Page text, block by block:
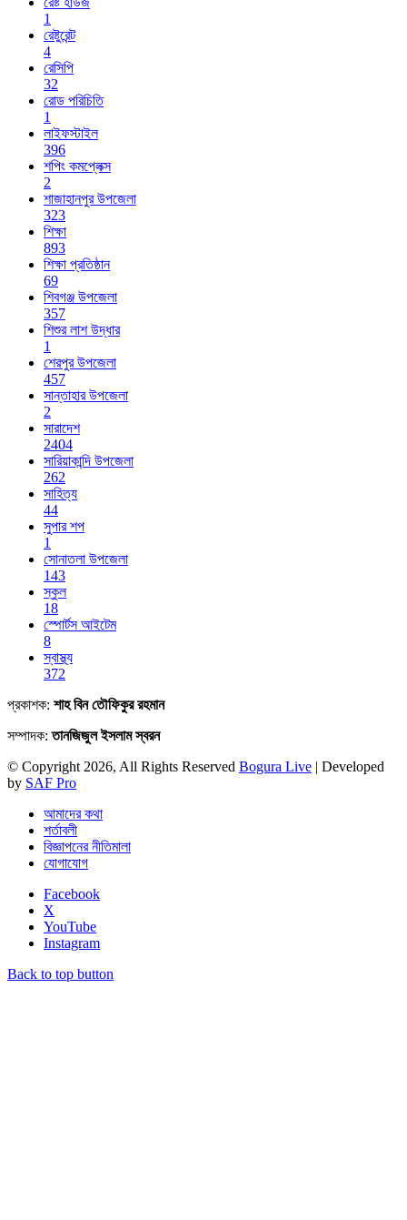
1
রেষ্টুরেন্ট
4
রেসিপি
32
রোড পরিচিতি
1
লাইফস্টাইল
396
শপিং কমপ্লেক্স
2
শাজাহানপুর উপজেলা
323
শিক্ষা
893
শিক্ষা প্রতিষ্ঠান
69
শিবগঞ্জ উপজেলা
357
শিশুর লাশ উদ্ধার
1
শেরপুর উপজেলা
457
সান্তাহার উপজেলা
2
সারাদেশ
2404
সারিয়াকান্দি উপজেলা
262
সাহিত্য
44
সুপার শপ
1
সোনাতলা উপজেলা
143
স্কুল
18
স্পোর্টস আইটেম
8
স্বাস্থ্য
372
প্রকাশক: শাহ বিন তৌফিকুর রহমান
সম্পাদক:তানজিজুল ইসলাম স্বরন
© Copyright 2026, All Rights Reserved Bogura Live | Developed
by SAF Pro
আমাদের কথা
শর্তাবলী
বিজ্ঞাপনের নীতিমালা
যোগাযোগ
Facebook
X
YouTube
Instagram
Back to top button